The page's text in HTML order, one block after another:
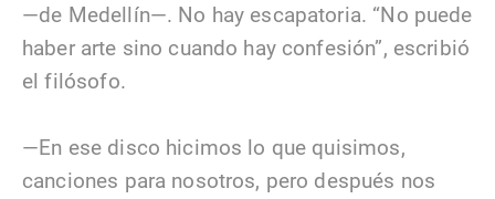
—de Medellín—. No hay escapatoria. “No puede
haber arte sino cuando hay confesión”, escribió
el filósofo.
—En ese disco hicimos lo que quisimos,
canciones para nosotros, pero después nos